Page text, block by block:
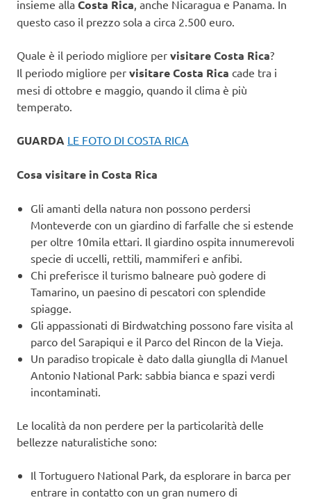
insieme alla Costa Rica, anche Nicaragua e Panama. In
questo caso il prezzo sola a circa 2.500 euro.
Quale è il periodo migliore per visitare Costa Rica?
Il periodo migliore per visitare Costa Rica cade tra i
mesi di ottobre e maggio, quando il clima è più
temperato.
GUARDA LE FOTO DI COSTA RICA
Cosa visitare in Costa Rica
Gli amanti della natura non possono perdersi
Monteverde con un giardino di farfalle che si estende
per oltre 10mila ettari. Il giardino ospita innumerevoli
specie di uccelli, rettili, mammiferi e anfibi.
Chi preferisce il turismo balneare può godere di
Tamarino, un paesino di pescatori con splendide
spiagge.
Gli appassionati di Birdwatching possono fare visita al
parco del Sarapiqui e il Parco del Rincon de la Vieja.
Un paradiso tropicale è dato dalla giunglla di Manuel
Antonio National Park: sabbia bianca e spazi verdi
incontaminati.
Le località da non perdere per la particolarità delle
bellezze naturalistiche sono:
Il Tortuguero National Park, da esplorare in barca per
entrare in contatto con un gran numero di